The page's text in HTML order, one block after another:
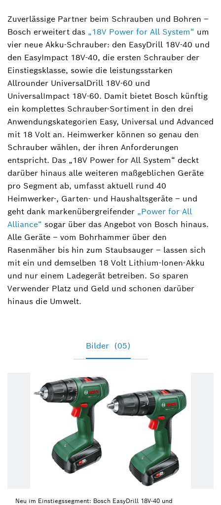
Tools
+49 711 758-1488
Stefanie.Schaefer@de.bosch.com
Zuverlässige Partner beim Schrauben und Bohren ‒
Bosch erweitert das „18V Power for All System“ um
vier neue Akku-Schrauber: den EasyDrill 18V-40 und
den EasyImpact 18V-40, die ersten Schrauber der
Einstiegsklasse, sowie die leistungsstarken
Allrounder UniversalDrill 18V-60 und
UniversalImpact 18V-60. Damit bietet Bosch künftig
ein komplettes Schrauber-Sortiment in den drei
Anwendungskategorien Easy, Universal und Advanced
mit 18 Volt an. Heimwerker können so genau den
Schrauber wählen, der ihren Anforderungen
entspricht. Das „18V Power for All System“ deckt
darüber hinaus alle weiteren maßgeblichen Geräte
pro Segment ab, umfasst aktuell rund 40
Heimwerker-, Garten- und Haushaltsgeräte – und
geht dank markenübergreifender „Power for All
Alliance“ sogar über das Angebot von Bosch hinaus.
Alle Geräte – vom Bohrhammer über den
Rasenmäher bis hin zum Staubsauger – lassen sich
mit ein und demselben 18 Volt Lithium-Ionen-Akku
und nur einem Ladegerät betreiben. So sparen
Verwender Platz und Geld und schonen darüber
hinaus die Umwelt.
Bilder (05)
Neu im Einstiegssegment: Bosch EasyDrill 18V-40 und